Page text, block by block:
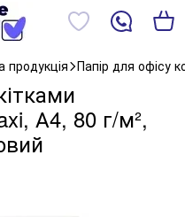
продукція Папір для офісу
А4, 80 г/м²,